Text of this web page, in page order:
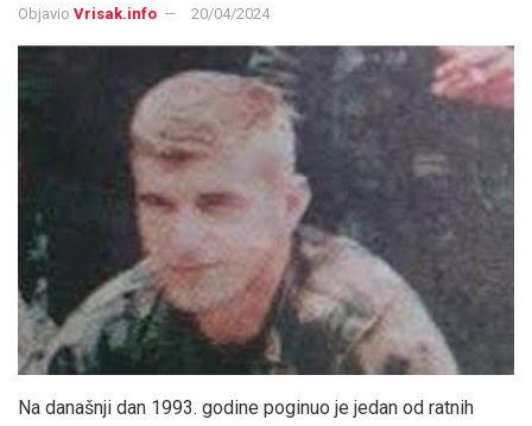
Objavio Vrisak.info 20/04/2024
Na današnji dan 1993. godine poginuo je jedan od ratnih